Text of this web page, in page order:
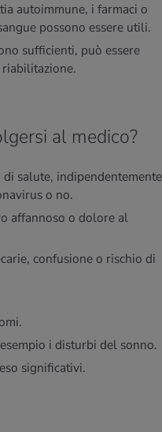
autoimmune, i farmaci o
possono essere utili.
sufficienti, può essere
al medico?
salute, indipendentemente
o no.
affannoso o dolore al
confusione o rischio di
i disturbi del sonno.
significativi.